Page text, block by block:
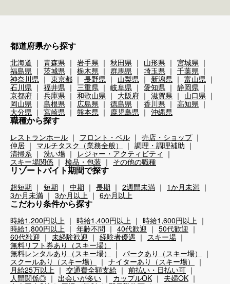
都道府県から探す
北海道 青森県 岩手県 秋田県 山形県
宮城県
福島県
茨城県 栃木県 群馬県 埼玉県
千葉県
神奈川県
東京都 長野県 山梨県 新潟県
富山県
石川県
福井県 三重県 岐阜県 愛知県
静岡県
京都府
兵庫県 和歌山県 大阪府 滋賀県
山口県
岡山県
島根県 広島県 徳島県 香川県
高知県
大分県
宮崎県 熊本県 鹿児島県 沖縄県
職種から探す
レストランホール フロント・ベル
売店・ショップ
仲居
マルチタスク（業務全般）
調理・調理補助
清掃系
洗い場
レジャー・アクティビティ
スキー場関係
検品・包装 その他の職種
リゾートバイト期間で探す
超短期 短期 中期 長期 2週間未満
1か月未満
3か月未満
3か月以上 6か月以上
こだわり条件から探す
時給1,200円以上 時給1,400円以上
時給1,600円以上
時給1,800円以上
年齢不問 40代歓迎
50代歓迎
60代歓迎
未経験歓迎 経験者優遇
スキー場
無料リフト券あり（スキー場）
無料レンタルあり（スキー場）
パークあり（スキー場）
スクールあり（スキー場）
ナイターあり（スキー場）
月給25万以上
交通費全額支給
前払い・日払い可
人間関係◎
出会いが多い カップルOK
夫婦OK